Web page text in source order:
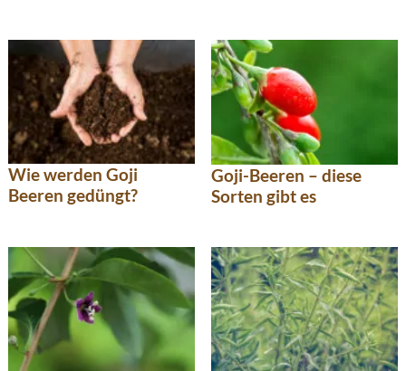
Wie werden Goji
Beeren gedüngt?
Goji-Beeren – diese
Sorten gibt es